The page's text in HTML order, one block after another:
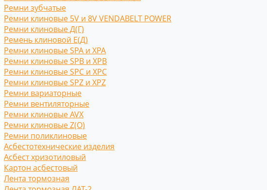
Ремни зубчатые
Ремни клиновые 5V и 8V VENDABELT POWER
Ремни клиновые Д(Г)
Ремень клиновой Е(Д)
Ремни клиновые SPA и XPA
Ремни клиновые SPB и XPB
Ремни клиновые SPC и XPC
Ремни клиновые SPZ и XPZ
Ремни вариаторные
Ремни вентиляторные
Ремни клиновые AVX
Ремни клиновые Z(O)
Ремни поликлиновые
Асбестотехнические изделия
Асбест хризотиловый
Картон асбестовый
Лента тормозная